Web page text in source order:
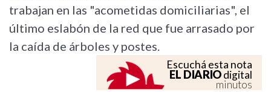
trabajan en las "acometidas domiciliarias", el
último eslabón de la red que fue arrasado por
la caída de árboles y postes.
Escuchá esta nota
EL DIARIOdigital
minutos